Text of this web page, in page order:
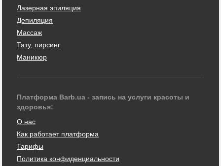
Лазерная эпиляция
Депиляция
Массаж
Тату, пирсинг
Маникюр
Платформа Barb.ua - запись на услуги красоты и
здоровья:
О нас
Как работает платформа
Тарифы
Политика конфиденциальности